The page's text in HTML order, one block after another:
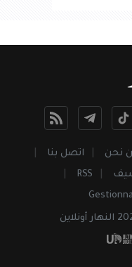
نحن
اتصل بنا
RSS